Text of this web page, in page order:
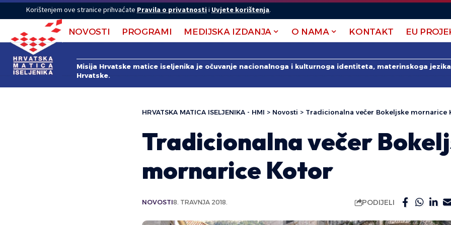
Korištenjem ove stranice prihvaćate Pravila o privatnostii Uvjete korištenja.
NOVOSTI PROGRAMI MEDIJSKA IZDANJA O NAMA KONTAKT EU
Misija Hrvatske matice iseljenika je očuvanje nacionalnoga i kulturnoga identiteta, materinskoga
Hrvatske.
HRVATSKA MATICA ISELJENIKA - HMI > Novosti > Tradicionalna večer Bokeljske mornarice
Tradicionalna večer
mornarice Kotor
NOVOSTI8. TRAVNJA 2018. PODIJELI